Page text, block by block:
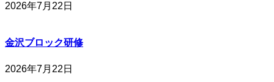
2026年7月22日
金沢ブロック研修
2026年7月22日